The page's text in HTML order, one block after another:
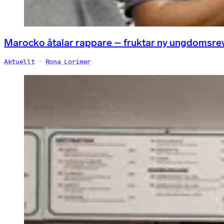
Marocko åtalar rappare – fruktar ny
Aktuellt Rona Lorimer